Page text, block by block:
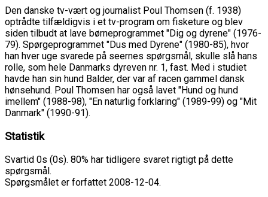
Den danske tv-vært og journalist Poul Thomsen (f. 1938)
optrådte tilfældigvis i et tv-program om fisketure og blev
siden tilbudt at lave børneprogrammet "Dig og dyrene" (1976-
79). Spørgeprogrammet "Dus med Dyrene" (1980-85), hvor
han hver uge svarede på seernes spørgsmål, skulle slå hans
rolle, som hele Danmarks dyreven nr. 1, fast. Med i studiet
havde han sin hund Balder, der var af racen gammel dansk
hønsehund. Poul Thomsen har også lavet "Hund og hund
imellem" (1988-98), "En naturlig forklaring" (1989-99) og "Mit
Danmark" (1990-91).
Statistik
Svartid 0s (0s). 80% har tidligere svaret rigtigt på dette
spørgsmål.
Spørgsmålet er forfattet 2008-12-04.